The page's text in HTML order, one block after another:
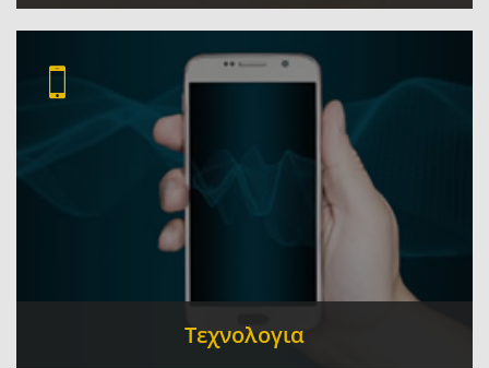
Γυμναστήρια-Αθλητικοί Σύλλογοι-Αθλητικά
Σχολές Πολεμικών Τεχνών
Εγκαταστάσεις
Τεχνολογια